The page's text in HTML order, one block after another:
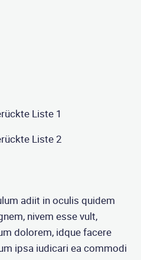
Liste 1
Liste 2
adiit in oculis quidem
nivem esse vult,
dolorem, idque facere
ipsa iudicari ea commodi